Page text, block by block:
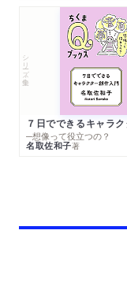
シリーズ・全集
─想像って役立つの？
名取佐和子著